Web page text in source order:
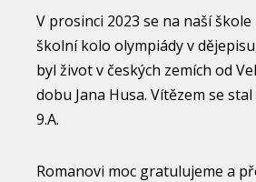
V prosinci 2023 se na naší
školní kolo olympiády v
byl život v českých zemích od
dobu Jana Husa. Vítězem se
9.A.
Romanovi moc gratulujeme a